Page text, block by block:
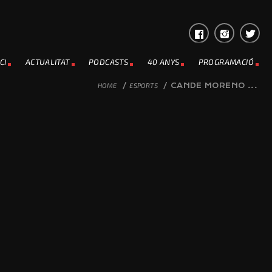
ACTUALITAT PODCASTS 40 ANYS PROGRAMACIÓ
HOME / ESPORTS / CANDE MORENO ...